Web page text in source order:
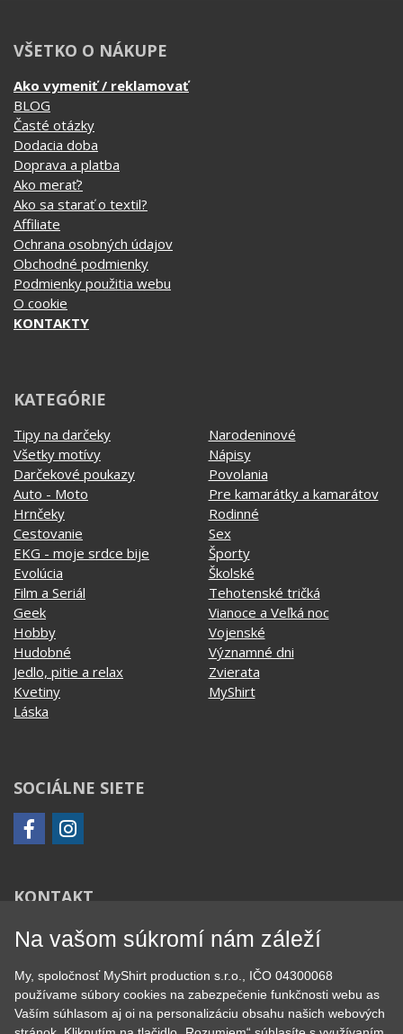
Ako vymeniť / reklamovať
Časté otázky
Dodacia doba
Doprava a platba
Ako merať?
Ako sa starať o textil?
Affiliate
Ochrana osobných údajov
Obchodné podmienky
Podmienky použitia webu
O cookie
KONTAKTY
Tipy na darčeky
Darčekové poukazy
Auto - Moto
Hrnčeky
Cestovanie
EKG - moje srdce bije
Evolúcia
Film a Seriál
Geek
Hobby
Hudobné
Jedlo, pitie a relax
Kvetiny
Láska
Povolania
Pre kamarátky a kamarátov
Rodinné
Sex
Športy
Školské
Tehotenské tričká
Vianoce a Veľká noc
Vojenské
Významné dni
Zvierata
MyShirt
MyShirt production s.r.o.
info@myshirt.cz
Podhorská 752/50
46601 Jablonec nad Nisou, Česko
Na vašom súkromí nám záleží
My, spoločnosť MyShirt production s.r.o., IČO 04300068
používame súbory cookies na zabezpečenie funkčnosti webu as
Vaším súhlasom aj oi na personalizáciu obsahu našich webových